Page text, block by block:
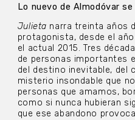
Lo nuevo de Almodóvar
Julieta narra treinta años
protagonista, desde el
el actual 2015. Tres
de personas importantes
del destino inevitable, del
misterio insondable que
personas que amamos,
como si nunca hubieran
que ese abandono